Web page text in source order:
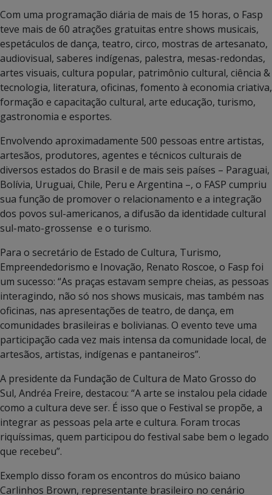
Com uma programação diária de mais de 15 horas, o Fasp
teve mais de 60 atrações gratuitas entre shows musicais,
espetáculos de dança, teatro, circo, mostras de artesanato,
audiovisual, saberes indígenas, palestra, mesas-redondas,
artes visuais, cultura popular, patrimônio cultural, ciência &
tecnologia, literatura, oficinas, fomento à economia criativa,
formação e capacitação cultural, arte educação, turismo,
gastronomia e esportes.
Envolvendo aproximadamente 500 pessoas entre artistas,
artesãos, produtores, agentes e técnicos culturais de
diversos estados do Brasil e de mais seis países – Paraguai,
Bolívia, Uruguai, Chile, Peru e Argentina –, o FASP cumpriu
sua função de promover o relacionamento e a integração
dos povos sul-americanos, a difusão da identidade cultural
sul-mato-grossense e o turismo.
Para o secretário de Estado de Cultura, Turismo,
Empreendedorismo e Inovação, Renato Roscoe, o Fasp foi
um sucesso: “As praças estavam sempre cheias, as pessoas
interagindo, não só nos shows musicais, mas também nas
oficinas, nas apresentações de teatro, de dança, em
comunidades brasileiras e bolivianas. O evento teve uma
participação cada vez mais intensa da comunidade local, de
artesãos, artistas, indígenas e pantaneiros”.
A presidente da Fundação de Cultura de Mato Grosso do
Sul, Andréa Freire, destacou: “A arte se instalou pela cidade
como a cultura deve ser. É isso que o Festival se propõe, a
integrar as pessoas pela arte e cultura. Foram trocas
riquíssimas, quem participou do festival sabe bem o legado
que recebeu”.
Exemplo disso foram os encontros do músico baiano
Carlinhos Brown, representante brasileiro no cenário